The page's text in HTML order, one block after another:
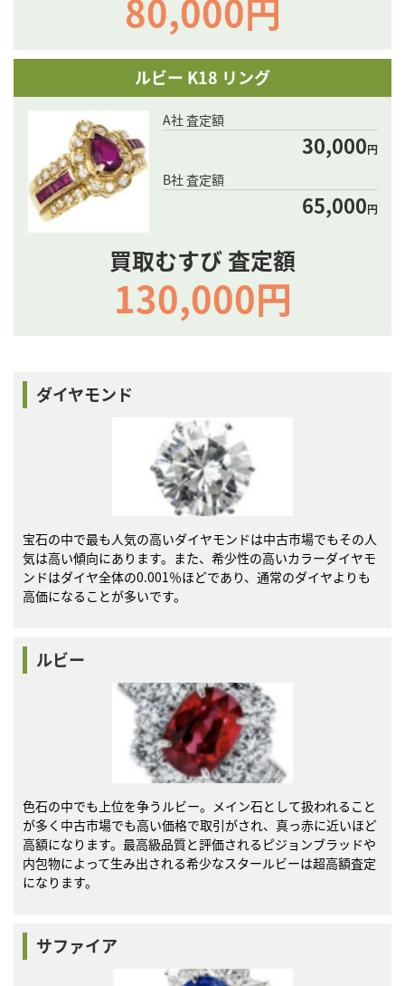
80,000円
ルビー K18 リング
A社 査定額
30,000円
B社 査定額
65,000円
買取むすび 査定額
130,000円
ダイヤモンド
宝石の中で最も人気の高いダイヤモンドは中古市場でもその人
気は高い傾向にあります。また、希少性の高いカラーダイヤモ
ンドはダイヤ全体の0.001％ほどであり、通常のダイヤよりも
高価になることが多いです。
ルビー
色石の中でも上位を争うルビー。メイン石として扱われること
が多く中古市場でも高い価格で取引がされ、真っ赤に近いほど
高額になります。最高級品質と評価されるピジョンブラッドや
内包物によって生み出される希少なスタールビーは超高額査定
になります。
サファイア